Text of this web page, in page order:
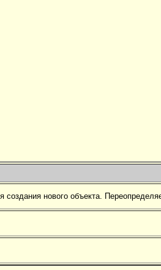
нового объекта.